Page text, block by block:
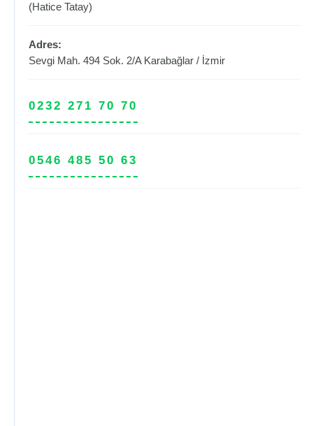
(Hatice Tatay)
Adres:
Sevgi Mah. 494 Sok. 2/A Karabağlar / İzmir
0232 271 70 70
0546 485 50 63